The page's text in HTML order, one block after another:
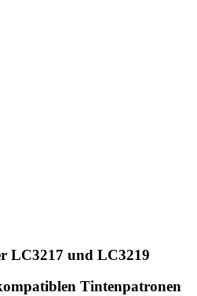
LC3217 und LC3219
Tintenpatronen